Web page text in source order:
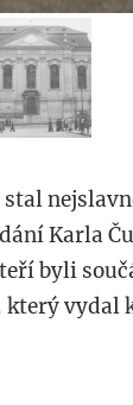
Karla
byli
vydal